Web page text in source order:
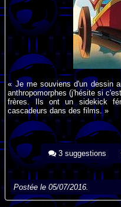
« Je me souviens d'un dessin
anthropomorphes (j'hésite si
frères. Ils ont un sidekick
cascadeurs dans des films. »
3 suggestions
Postée le 05/07/2016.